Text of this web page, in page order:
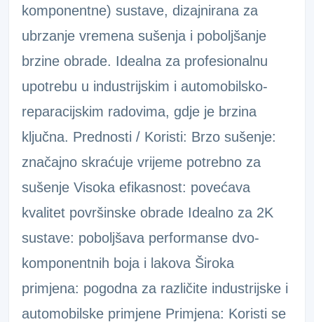
komponentne) sustave, dizajnirana za
ubrzanje vremena sušenja i poboljšanje
brzine obrade. Idealna za profesionalnu
upotrebu u industrijskim i automobilsko-
reparacijskim radovima, gdje je brzina
ključna. Prednosti / Koristi: Brzo sušenje:
značajno skraćuje vrijeme potrebno za
sušenje Visoka efikasnost: povećava
kvalitet površinske obrade Idealno za 2K
sustave: poboljšava performanse dvo-
komponentnih boja i lakova Široka
primjena: pogodna za različite industrijske i
automobilske primjene Primjena: Koristi se